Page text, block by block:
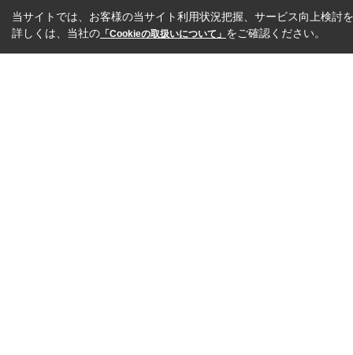
当サイトでは、お客様の当サイト利用状況把握、サービス向上検討
詳しくは、当社の 「Cookieの取扱いについて」 をご確認ください。